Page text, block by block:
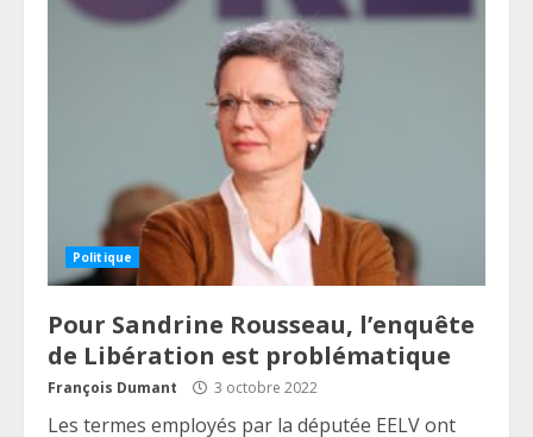
Politique
Pour Sandrine Rousseau, l’enquête
de Libération est problématique
François Dumant 3 octobre 2022
Les termes employés par la députée EELV ont